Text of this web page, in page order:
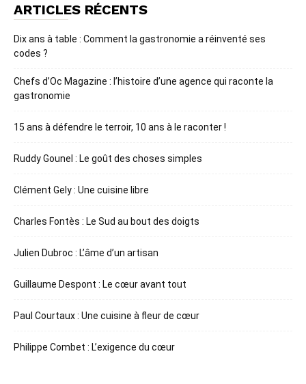
ARTICLES RÉCENTS
Dix ans à table : Comment la gastronomie a réinventé ses
codes ?
Chefs d’Oc Magazine : l’histoire d’une agence qui raconte la
gastronomie
15 ans à défendre le terroir, 10 ans à le raconter !
Ruddy Gounel : Le goût des choses simples
Clément Gely : Une cuisine libre
Charles Fontès : Le Sud au bout des doigts
Julien Dubroc : L’âme d’un artisan
Guillaume Despont : Le cœur avant tout
Paul Courtaux : Une cuisine à fleur de cœur
Philippe Combet : L’exigence du cœur